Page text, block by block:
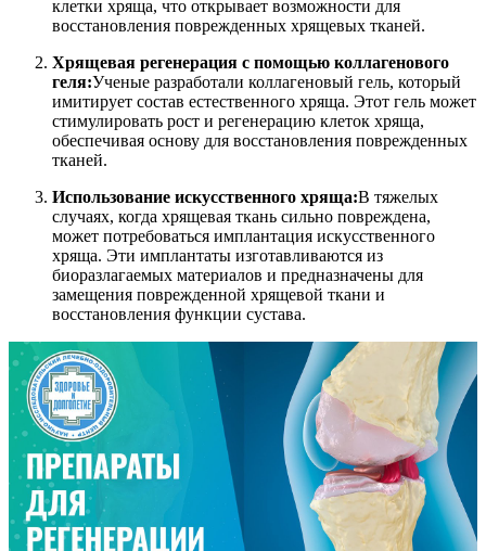
клетки хряща, что открывает возможности для
восстановления поврежденных хрящевых тканей.
Хрящевая регенерация с помощью коллагенового
геля:Ученые разработали коллагеновый гель, который
имитирует состав естественного хряща. Этот гель может
стимулировать рост и регенерацию клеток хряща,
обеспечивая основу для восстановления поврежденных
тканей.
Использование искусственного хряща:В тяжелых
случаях, когда хрящевая ткань сильно повреждена,
может потребоваться имплантация искусственного
хряща. Эти имплантаты изготавливаются из
биоразлагаемых материалов и предназначены для
замещения поврежденной хрящевой ткани и
восстановления функции сустава.